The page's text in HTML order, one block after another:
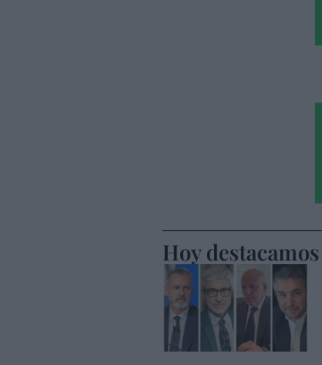
Hoy destacamos